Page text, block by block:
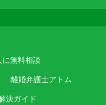
無料相談
離婚弁護士アトム
決ガイド